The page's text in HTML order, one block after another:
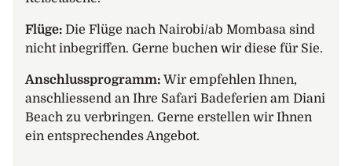
Unser Zuhause für die nächsten zwei Nächte ist das
Elerai Camp in einer privaten Conservancy südlich
des Parks. Wir beobachten Tiere am Camp-eigenen
Wasserloch und geniessen den Anblick des
Kilimanjaro vom Swimmingpool aus.
Übernachtung im Elerai Camp
Flüge: Die Flüge nach Nairobi/ab Mombasa sind
nicht inbegriffen. Gerne buchen wir diese für Sie.
Anschlussprogramm: Wir empfehlen Ihnen,
anschliessend an Ihre Safari Badeferien am Diani
Beach zu verbringen. Gerne erstellen wir Ihnen
ein entsprechendes Angebot.